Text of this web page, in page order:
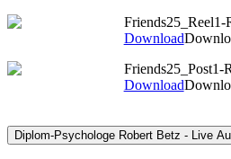
Download
Friends25_Post1-
Download
Diplom-Psychologe Robert Betz - Live